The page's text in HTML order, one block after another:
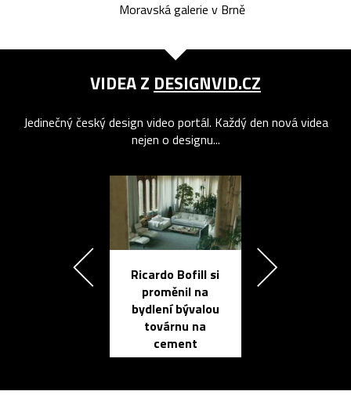
Moravská galerie v Brně
VIDEA Z DESIGNVID.CZ
Jedinečný český design video portál. Každý den nová videa
nejen o designu...
Ricardo Bofill si
proměnil na
bydlení bývalou
továrnu na
cement